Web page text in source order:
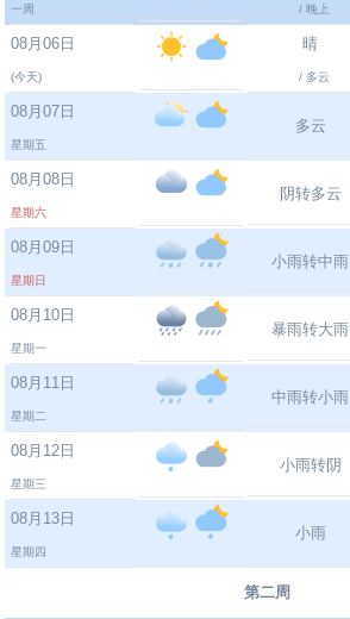
一周 / 晚上
08月06日
(今天)
晴
/ 多云
08月07日
星期五
多云
08月08日
星期六
阴转多云
08月09日
星期日
小雨转中雨
08月10日
星期一
暴雨转大雨
08月11日
星期二
中雨转小雨
08月12日
星期三
小雨转阴
08月13日
星期四
小雨
第二周